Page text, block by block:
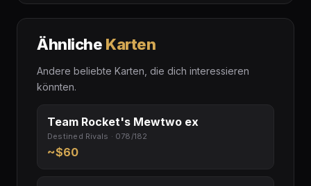
Ähnliche Karten
Andere beliebte Karten, die dich interessieren
könnten.
Team Rocket's Mewtwo ex
Destined Rivals · 078/182
~$60